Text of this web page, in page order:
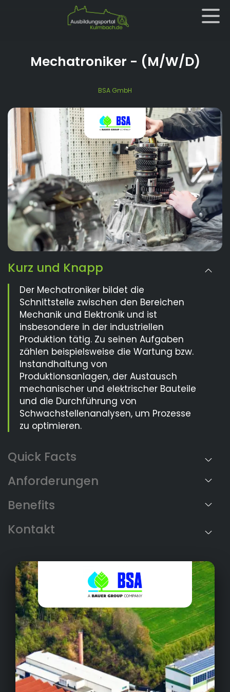
Mechatroniker - (M/W/D)
BSA GmbH
Kurz und Knapp
Der Mechatroniker bildet die
Schnittstelle zwischen den Bereichen
Mechanik und Elektronik und ist
insbesondere in der industriellen
Produktion tätig. Zu seinen Aufgaben
zählen beispielsweise die Wartung bzw.
Instandhaltung von
Produktionsanlagen, der Austausch
mechanischer und elektrischer Bauteile
und die Durchführung von
Schwachstellenanalysen, um Prozesse
zu optimieren.
Anforderungen
Benefits